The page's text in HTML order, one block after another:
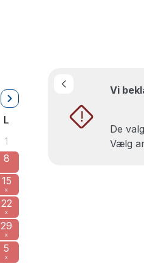
L
1
8
15
x
22
x
29
x
5
x
!
Vi
De
Vælg